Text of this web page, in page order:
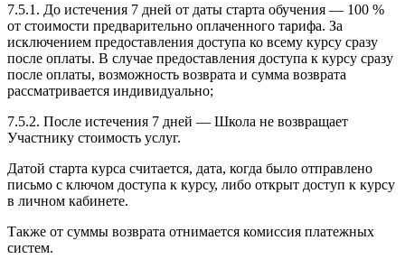
7.5.1. До истечения 7 дней от даты старта обучения — 100 %
от стоимости предварительно оплаченного тарифа. За
исключением предоставления доступа ко всему курсу сразу
после оплаты. В случае предоставления доступа к курсу сразу
после оплаты, возможность возврата и сумма возврата
рассматривается индивидуально;
7.5.2. После истечения 7 дней — Школа не возвращает
Участнику стоимость услуг.
Датой старта курса считается, дата, когда было отправлено
письмо с ключом доступа к курсу, либо открыт доступ к курсу
в личном кабинете.
Также от суммы возврата отнимается комиссия платежных
систем.